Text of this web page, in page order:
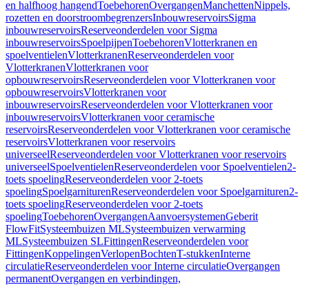
en halfhoog hangendToebehorenOvergangenManchettenNippels,
rozetten en doorstroombegrenzersInbouwreservoirsSigma
inbouwreservoirsReserveonderdelen voor Sigma
inbouwreservoirsSpoelpijpenToebehorenVlotterkranen en
spoelventielenVlotterkranenReserveonderdelen voor
VlotterkranenVlotterkranen voor
opbouwreservoirsReserveonderdelen voor Vlotterkranen voor
opbouwreservoirsVlotterkranen voor
inbouwreservoirsReserveonderdelen voor Vlotterkranen voor
inbouwreservoirsVlotterkranen voor ceramische
reservoirsReserveonderdelen voor Vlotterkranen voor ceramische
reservoirsVlotterkranen voor reservoirs
universeelReserveonderdelen voor Vlotterkranen voor reservoirs
universeelSpoelventielenReserveonderdelen voor Spoelventielen2-
toets spoelingReserveonderdelen voor 2-toets
spoelingSpoelgarniturenReserveonderdelen voor Spoelgarnituren2-
toets spoelingReserveonderdelen voor 2-toets
spoelingToebehorenOvergangenAanvoersystemenGeberit
FlowFitSysteembuizen MLSysteembuizen verwarming
MLSysteembuizen SLFittingenReserveonderdelen voor
FittingenKoppelingenVerlopenBochtenT-stukkenInterne
circulatieReserveonderdelen voor Interne circulatieOvergangen
permanentOvergangen en verbindingen,